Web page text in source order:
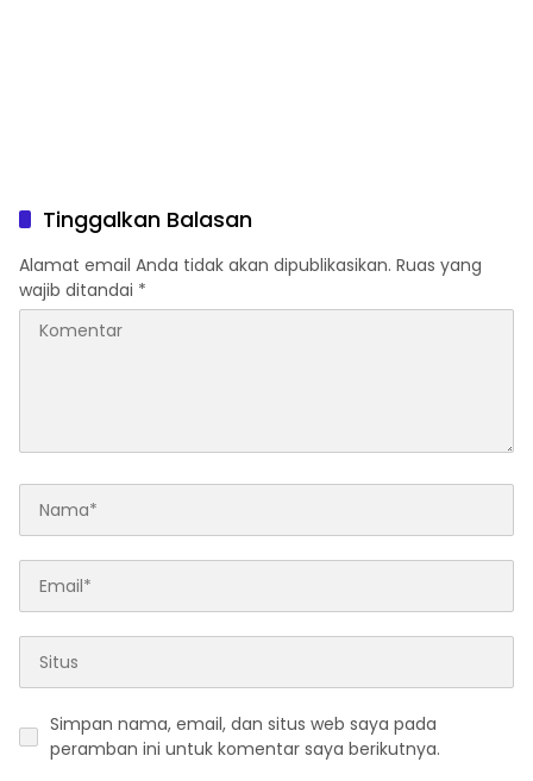
Tinggalkan Balasan
Alamat email Anda tidak akan dipublikasikan. Ruas yang
wajib ditandai *
Simpan nama, email, dan situs web saya pada
peramban ini untuk komentar saya berikutnya.